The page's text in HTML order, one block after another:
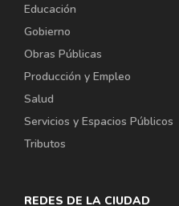
Educación
Gobierno
Obras Públicas
Producción y Empleo
Salud
Servicios y Espacios Públicos
Tributos
REDES DE LA CIUDAD